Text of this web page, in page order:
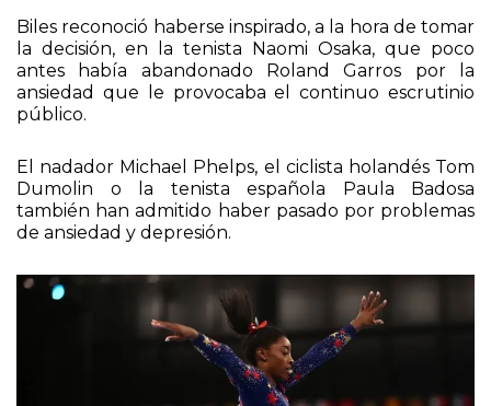
Biles reconoció haberse inspirado, a la hora de tomar
la decisión, en la tenista Naomi Osaka, que poco
antes había abandonado Roland Garros por la
ansiedad que le provocaba el continuo escrutinio
El nadador Michael Phelps, el ciclista holandés Tom
Dumolin o la tenista española Paula Badosa
también han admitido haber pasado por problemas